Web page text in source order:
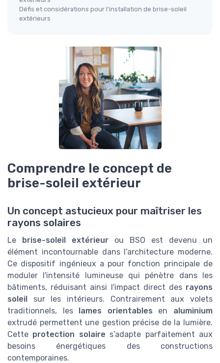
Défis et considérations pour l'installation de brise-soleil
extérieurs
Comprendre le concept de
brise-soleil extérieur
Un concept astucieux pour maîtriser les
rayons solaires
Le brise-soleil extérieur ou BSO est devenu un
élément incontournable dans l’architecture moderne.
Ce dispositif ingénieux a pour fonction principale de
moduler l'intensité lumineuse qui pénètre dans les
bâtiments, réduisant ainsi l'impact direct des rayons
soleil sur les intérieurs. Contrairement aux volets
traditionnels, les lames orientables en aluminium
extrudé permettent une gestion précise de la lumière.
Cette protection solaire s’adapte parfaitement aux
besoins énergétiques des constructions
contemporaines.